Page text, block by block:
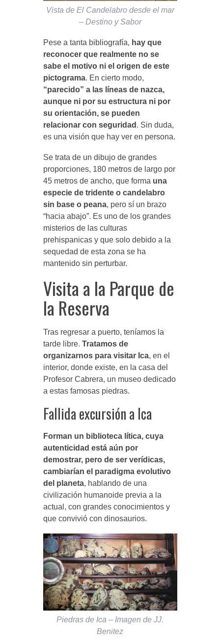
Vista de El Candelabro desde el mar
– Destino y Sabor
Pese a tanta bibliografía, hay que
reconocer que realmente no se
sabe el motivo ni el origen de este
pictograma. En cierto modo,
“parecido” a las líneas de nazca,
aunque ni por su estructura ni por
su orientación, se pueden
relacionar con seguridad . Sin duda,
es una visión que hay ver en persona.
Se trata de un dibujo de grandes
proporciones, 180 metros de largo por
45 metros de ancho, que forma una
especie de tridente o candelabro
sin base o peana, pero sí un brazo
“hacia abajo”. Es uno de los grandes
misterios de las culturas
prehispanicas y que solo debido a la
sequedad de esta zona se ha
mantenido sin perturbar.
Visita a la Parque de
la Reserva
Tras regresar a puerto, teníamos la
tarde libre. Tratamos de
organizarnos para visitar Ica, en el
interior, donde existe, en la casa del
Profesor Cabrera, un museo dedicado
a estas famosas piedras.
Fallida excursión a Ica
Forman un biblioteca lítica, cuya
autenticidad está aún por
demostrar, pero de ser verídicas,
cambiarían el paradigma evolutivo
del planeta, hablando de una
civilización humanoide previa a la
actual, con grandes conocimientos y
que convivió con dinosaurios.
Piedras de Ica – Imagen de JJ.
Benitez